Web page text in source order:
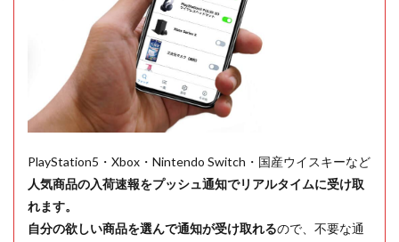
PlayStation5・Xbox・Nintendo Switch・国産ウイスキーなど
人気商品の入荷速報をプッシュ通知でリアルタイムに受け取
れます。
自分の欲しい商品を選んで通知が受け取れるので、不要な通